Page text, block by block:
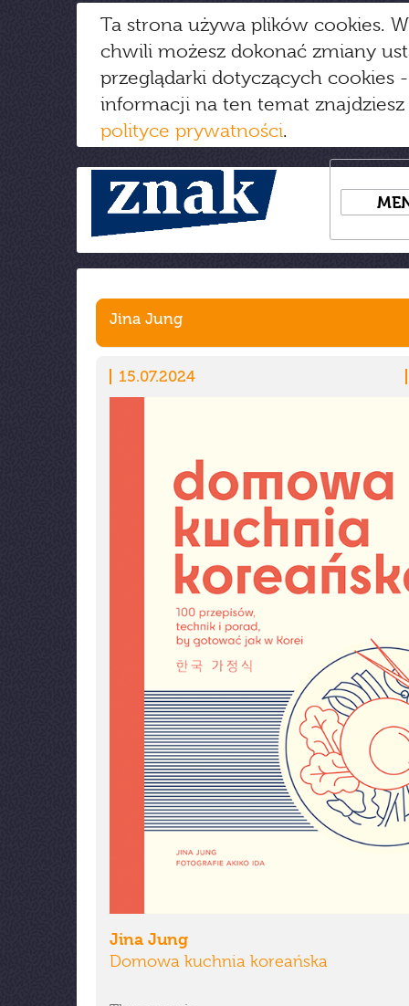
Ta strona używa plików cookies.
chwili możesz dokonać zmiany
przeglądarki dotyczących cookies
informacji na ten temat
polityce prywatności.
Jina Jung
15.07.2024
Jina Jung
Domowa kuchnia koreańska